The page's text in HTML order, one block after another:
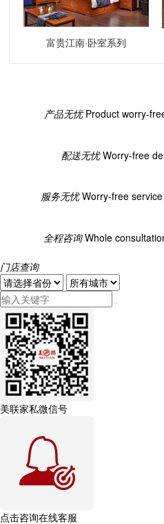
富贵江南·卧室系列
产品无忧 Product worry-
配送无忧 Worry-free
服务无忧 Worry-free service
全程咨询 Whole
门店查询
美联家私微信号
点击咨询在线客服